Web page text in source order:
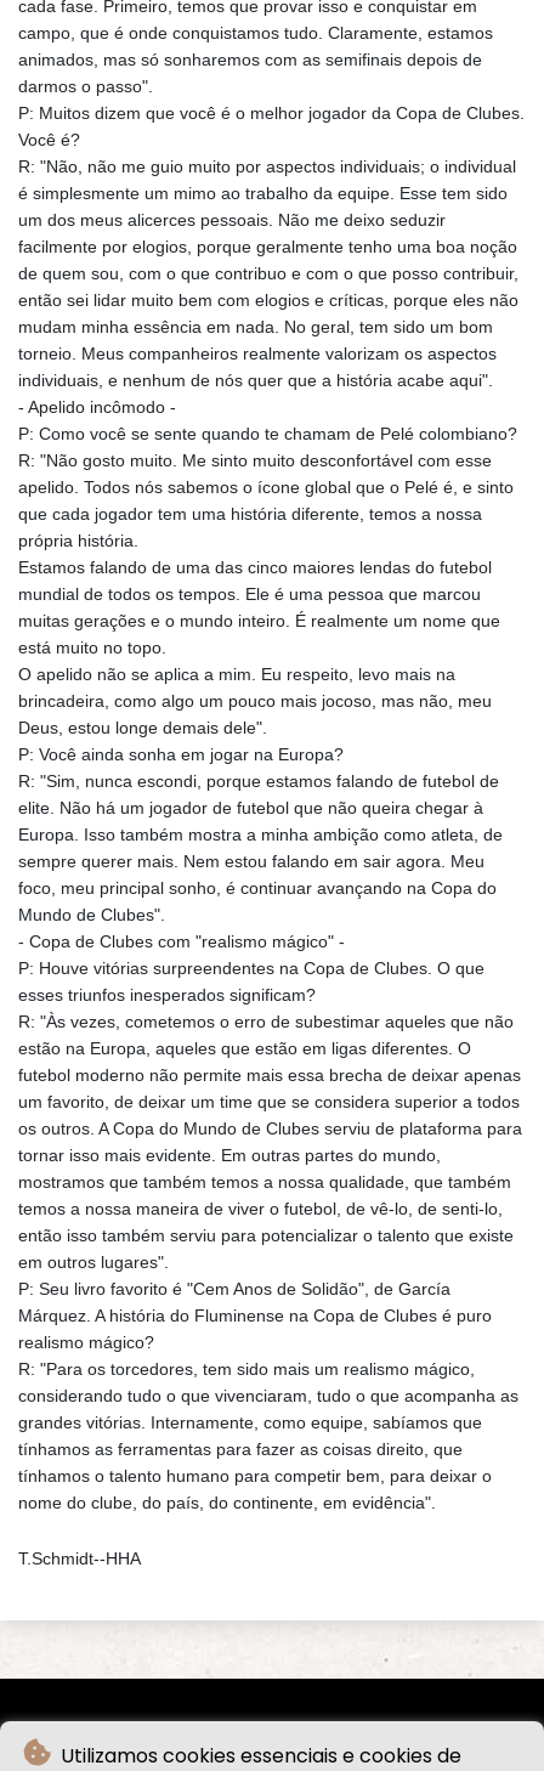
Utilizamos cookies essenciais e cookies de
cada fase. Primeiro, temos que provar isso e conquistar em
campo, que é onde conquistamos tudo. Claramente, estamos
animados, mas só sonharemos com as semifinais depois de
darmos o passo".
P: Muitos dizem que você é o melhor jogador da Copa de Clubes.
Você é?
R: "Não, não me guio muito por aspectos individuais; o individual
é simplesmente um mimo ao trabalho da equipe. Esse tem sido
um dos meus alicerces pessoais. Não me deixo seduzir
facilmente por elogios, porque geralmente tenho uma boa noção
de quem sou, com o que contribuo e com o que posso contribuir,
então sei lidar muito bem com elogios e críticas, porque eles não
mudam minha essência em nada. No geral, tem sido um bom
torneio. Meus companheiros realmente valorizam os aspectos
individuais, e nenhum de nós quer que a história acabe aqui".
- Apelido incômodo -
P: Como você se sente quando te chamam de Pelé colombiano?
R: "Não gosto muito. Me sinto muito desconfortável com esse
apelido. Todos nós sabemos o ícone global que o Pelé é, e sinto
que cada jogador tem uma história diferente, temos a nossa
própria história.
Estamos falando de uma das cinco maiores lendas do futebol
mundial de todos os tempos. Ele é uma pessoa que marcou
muitas gerações e o mundo inteiro. É realmente um nome que
está muito no topo.
O apelido não se aplica a mim. Eu respeito, levo mais na
brincadeira, como algo um pouco mais jocoso, mas não, meu
Deus, estou longe demais dele".
P: Você ainda sonha em jogar na Europa?
R: "Sim, nunca escondi, porque estamos falando de futebol de
elite. Não há um jogador de futebol que não queira chegar à
Europa. Isso também mostra a minha ambição como atleta, de
sempre querer mais. Nem estou falando em sair agora. Meu
foco, meu principal sonho, é continuar avançando na Copa do
Mundo de Clubes".
- Copa de Clubes com "realismo mágico" -
P: Houve vitórias surpreendentes na Copa de Clubes. O que
esses triunfos inesperados significam?
R: "Às vezes, cometemos o erro de subestimar aqueles que não
estão na Europa, aqueles que estão em ligas diferentes. O
futebol moderno não permite mais essa brecha de deixar apenas
um favorito, de deixar um time que se considera superior a todos
os outros. A Copa do Mundo de Clubes serviu de plataforma para
tornar isso mais evidente. Em outras partes do mundo,
mostramos que também temos a nossa qualidade, que também
temos a nossa maneira de viver o futebol, de vê-lo, de senti-lo,
então isso também serviu para potencializar o talento que existe
em outros lugares".
P: Seu livro favorito é "Cem Anos de Solidão", de García
Márquez. A história do Fluminense na Copa de Clubes é puro
realismo mágico?
R: "Para os torcedores, tem sido mais um realismo mágico,
considerando tudo o que vivenciaram, tudo o que acompanha as
grandes vitórias. Internamente, como equipe, sabíamos que
tínhamos as ferramentas para fazer as coisas direito, que
tínhamos o talento humano para competir bem, para deixar o
nome do clube, do país, do continente, em evidência".
T.Schmidt--HHA